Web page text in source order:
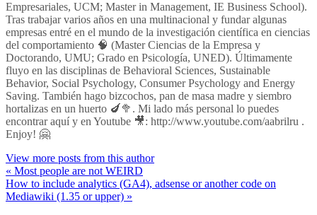
Empresariales, UCM; Master in Management, IE Business School).
Tras trabajar varios años en una multinacional y fundar algunas
empresas entré en el mundo de la investigación científica en ciencias
del comportamiento 🧠 (Master Ciencias de la Empresa y
Doctorando, UMU; Grado en Psicología, UNED). Últimamente
fluyo en las disciplinas de Behavioral Sciences, Sustainable
Behavior, Social Psychology, Consumer Psychology and Energy
Saving. También hago bizcochos, pan de masa madre y siembro
hortalizas en un huerto 🍆🥦. Mi lado más personal lo puedes
encontrar aquí y en Youtube 🎥: http://www.youtube.com/aabrilru .
Enjoy! 🤗
View more posts from this author
« Most people are not WEIRD
How to include analytics (GA4), adsense or another code on
Mediawiki (1.35 or upper) »